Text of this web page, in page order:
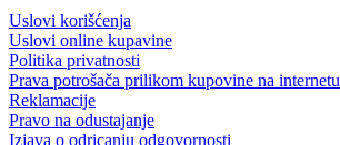
Uslovi korišćenja
Uslovi online kupavine
Politika privatnosti
Prava potrošača prilikom kupovine na internetu
Reklamacije
Pravo na odustajanje
Izjava o odricanju odgovornosti